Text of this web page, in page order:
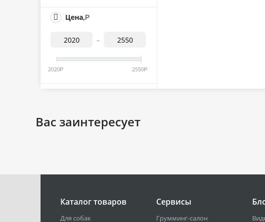
Цена,Р
–
2020Р 2550Р
Вас заинтересует
Каталог товаров
Для собак
Сервисы
Грумминг-салон